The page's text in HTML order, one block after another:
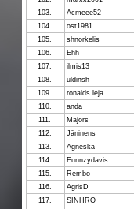
103.
Acmeee52
104.
ost1981
105.
shnorkelis
106.
Ehh
107.
ilmis13
108.
uldinsh
109.
ronalds.leja
110.
anda
111.
Majors
112.
Jāninens
113.
Agneska
114.
Funnzydavis
115.
Rembo
116.
AgrisD
117.
SINHRO